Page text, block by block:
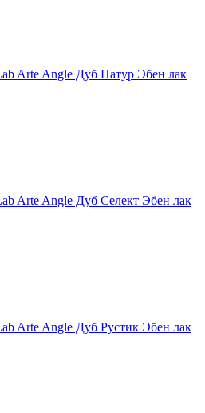
Arte Angle Дуб Натур Эбен лак
Arte Angle Дуб Селект Эбен лак
Arte Angle Дуб Рустик Эбен лак